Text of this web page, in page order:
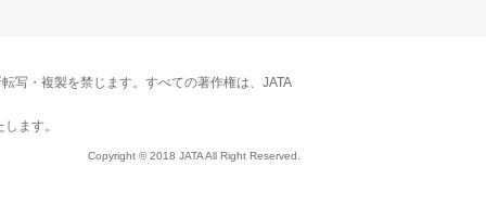
写・複製を禁じます。すべての著作権は、JATA
ます。
Copyright © 2018 JATA All Right Reserved.